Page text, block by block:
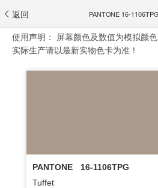
返回 PANTONE 16-
使用声明： 屏幕颜色及数值为模拟颜
实际生产请以最新实物色卡为准！
PANTONE
16-1106TPG
Tuffet